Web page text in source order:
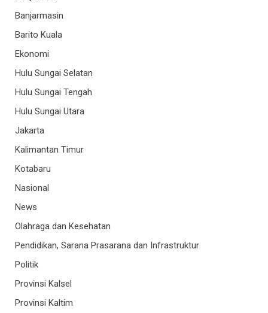
Banjarmasin
Barito Kuala
Ekonomi
Hulu Sungai Selatan
Hulu Sungai Tengah
Hulu Sungai Utara
Jakarta
Kalimantan Timur
Kotabaru
Nasional
News
Olahraga dan Kesehatan
Pendidikan, Sarana Prasarana dan Infrastruktur
Politik
Provinsi Kalsel
Provinsi Kaltim